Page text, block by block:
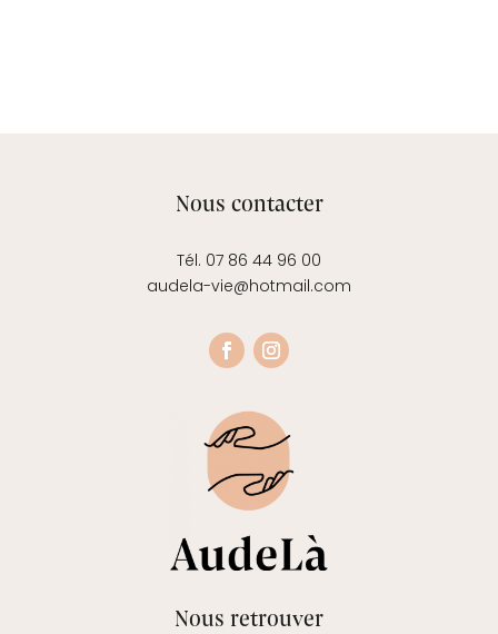
Nous contacter
Tél. 07 86 44 96 00
audela-vie@hotmail.com
Nous retrouver